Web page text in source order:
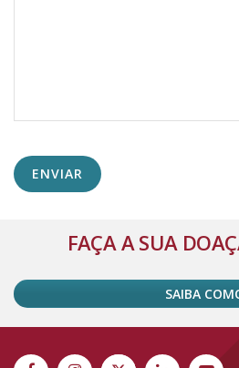
Alternative:FAÇA A SUA
SAIBA